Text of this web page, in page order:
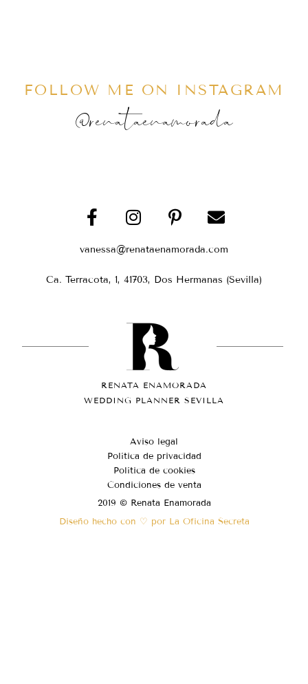
FOLLOW ME ON INSTAGRAM
@renataenamorada
vanessa@renataenamorada.com
Ca. Terracota, 1, 41703, Dos Hermanas (Sevilla)
RENATA ENAMORADA
WEDDING PLANNER SEVILLA
Aviso legal
Política de privacidad
Política de cookies
Condiciones de venta
2019 © Renata Enamorada
Diseño hecho con ♡ por La Oficina Secreta